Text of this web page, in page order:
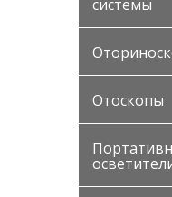
системы
Отоскопы